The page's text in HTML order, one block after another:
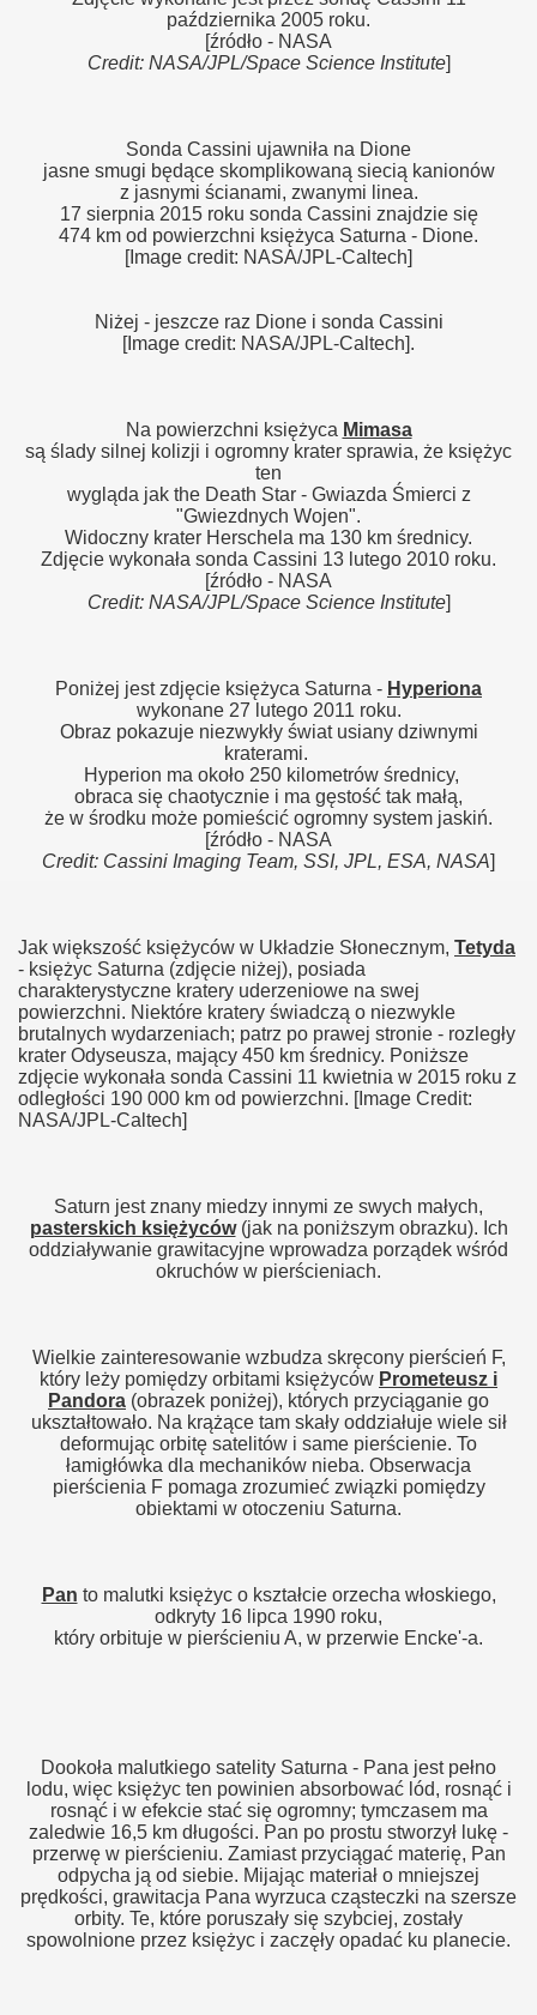
października 2005 roku.
[źródło - NASA
Credit: NASA/JPL/Space Science Institute]
Sonda Cassini ujawniła na Dione
jasne smugi będące skomplikowaną siecią kanionów
z jasnymi ścianami, zwanymi linea.
17 sierpnia 2015 roku sonda Cassini znajdzie się
474 km od powierzchni księżyca Saturna - Dione.
[Image credit: NASA/JPL-Caltech]
Niżej - jeszcze raz Dione i sonda Cassini
[Image credit: NASA/JPL-Caltech].
Na powierzchni księżyca Mimasa
są ślady silnej kolizji i ogromny krater sprawia, że księżyc
ten
wygląda jak the Death Star - Gwiazda Śmierci z
"Gwiezdnych Wojen".
Widoczny krater Herschela ma 130 km średnicy.
Zdjęcie wykonała sonda Cassini 13 lutego 2010 roku.
[źródło - NASA
Credit: NASA/JPL/Space Science Institute]
Poniżej jest zdjęcie księżyca Saturna - Hyperiona
wykonane 27 lutego 2011 roku.
Obraz pokazuje niezwykły świat usiany dziwnymi
kraterami.
Hyperion ma około 250 kilometrów średnicy,
obraca się chaotycznie i ma gęstość tak małą,
że w środku może pomieścić ogromny system jaskiń.
[źródło - NASA
Credit: Cassini Imaging Team, SSI, JPL, ESA, NASA]
Jak większość księżyców w Układzie Słonecznym, Tetyda
- księżyc Saturna (zdjęcie niżej), posiada
charakterystyczne kratery uderzeniowe na swej
powierzchni. Niektóre kratery świadczą o niezwykle
brutalnych wydarzeniach; patrz po prawej stronie - rozległy
krater Odyseusza, mający 450 km średnicy. Poniższe
zdjęcie wykonała sonda Cassini 11 kwietnia w 2015 roku z
odległości 190 000 km od powierzchni. [Image Credit:
NASA/JPL-Caltech]
Saturn jest znany miedzy innymi ze swych małych,
pasterskich księżyców(jak na poniższym obrazku). Ich
oddziaływanie grawitacyjne wprowadza porządek wśród
okruchów w pierścieniach.
Wielkie zainteresowanie wzbudza skręcony pierścień F,
który leży pomiędzy orbitami księżyców Prometeusz i
Pandora (obrazek poniżej), których przyciąganie go
ukształtowało. Na krążące tam skały oddziałuje wiele sił
deformując orbitę satelitów i same pierścienie. To
łamigłówka dla mechaników nieba. Obserwacja
pierścienia F pomaga zrozumieć związki pomiędzy
obiektami w otoczeniu Saturna.
Pan to malutki księżyc o kształcie orzecha włoskiego,
odkryty 16 lipca 1990 roku,
który orbituje w pierścieniu A, w przerwie Encke'-a.
Dookoła malutkiego satelity Saturna - Pana jest pełno
lodu, więc księżyc ten powinien absorbować lód, rosnąć i
rosnąć i w efekcie stać się ogromny; tymczasem ma
zaledwie 16,5 km długości. Pan po prostu stworzył lukę -
przerwę w pierścieniu. Zamiast przyciągać materię, Pan
odpycha ją od siebie. Mijając materiał o mniejszej
prędkości, grawitacja Pana wyrzuca cząsteczki na szersze
orbity. Te, które poruszały się szybciej, zostały
spowolnione przez księżyc i zaczęły opadać ku planecie.